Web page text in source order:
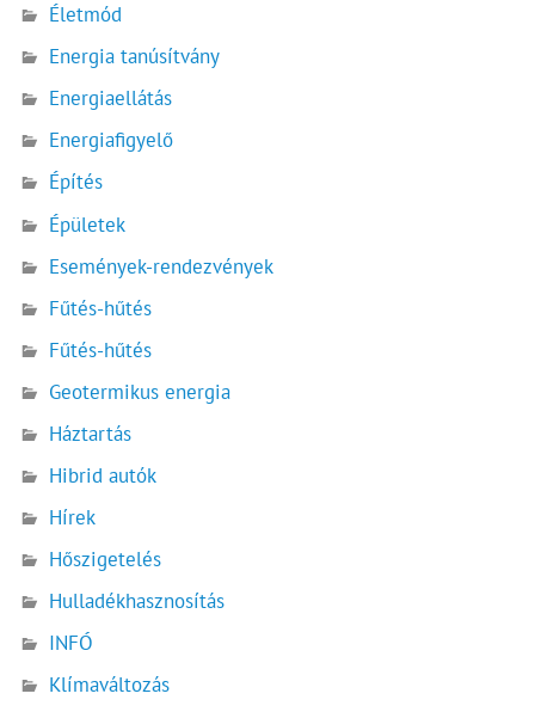
Életmód
Energia tanúsítvány
Energiaellátás
Energiafigyelő
Építés
Épületek
Események-rendezvények
Fűtés-hűtés
Fűtés-hűtés
Geotermikus energia
Háztartás
Hibrid autók
Hírek
Hőszigetelés
Hulladékhasznosítás
INFÓ
Klímaváltozás